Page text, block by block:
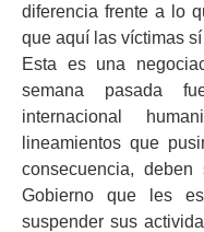
diferencia frente a lo
que aquí las víctimas
Esta es una
semana pasada
internacional
lineamientos que
consecuencia,
Gobierno que les
suspender sus